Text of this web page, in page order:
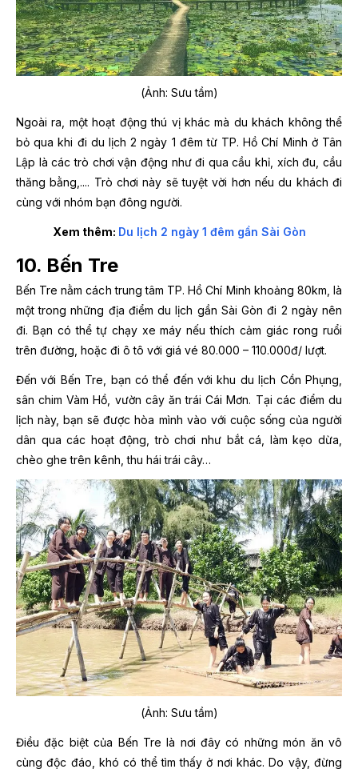
(Ảnh: Sưu tầm)
Ngoài ra, một hoạt động thú vị khác mà du khách không thể
bỏ qua khi đi du lịch 2 ngày 1 đêm từ TP. Hồ Chí Minh ở Tân
Lập là các trò chơi vận động như đi qua cầu khỉ, xích đu, cầu
thăng bằng,.... Trò chơi này sẽ tuyệt vời hơn nếu du khách đi
cùng với nhóm bạn đông người.
Xem thêm: Du lịch 2 ngày 1 đêm gần Sài Gòn
10. Bến Tre
Bến Tre nằm cách trung tâm TP. Hồ Chí Minh khoảng 80km, là
một trong những địa điểm du lịch gần Sài Gòn đi 2 ngày nên
đi. Bạn có thể tự chạy xe máy nếu thích cảm giác rong ruổi
trên đường, hoặc đi ô tô với giá vé 80.000 – 110.000đ/ lượt.
Đến với Bến Tre, bạn có thể đến với khu du lịch Cồn Phụng,
sân chim Vàm Hồ, vườn cây ăn trái Cái Mơn. Tại các điểm du
lịch này, bạn sẽ được hòa mình vào với cuộc sống của người
dân qua các hoạt động, trò chơi như bắt cá, làm kẹo dừa,
chèo ghe trên kênh, thu hái trái cây…
(Ảnh: Sưu tầm)
Điều đặc biệt của Bến Tre là nơi đây có những món ăn vô
cùng độc đáo, khó có thể tìm thấy ở nơi khác. Do vậy, đừng